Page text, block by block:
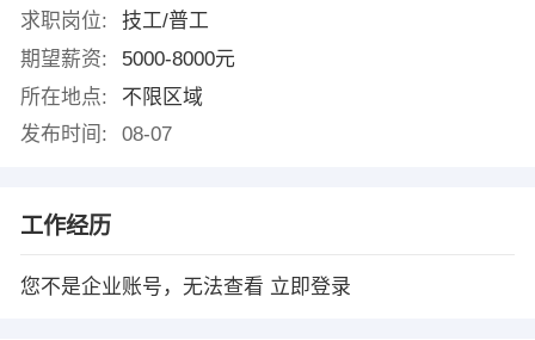
求职岗位:
技工/普工
期望薪资:
5000-8000元
所在地点:
不限区域
发布时间:
08-07
工作经历
您不是企业账号，无法查看 立即登录